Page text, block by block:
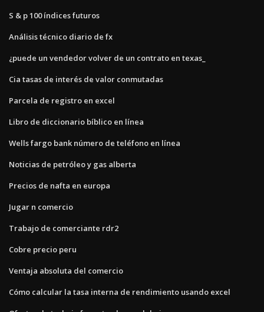
S & p 100 índices futuros
Análisis técnico diario de fx
¿puede un vendedor volver de un contrato en texas_
Cia tasas de interés de valor conmutadas
Parcela de registro en excel
Libro de diccionario bíblico en línea
Wells fargo bank número de teléfono en línea
Noticias de petróleo y gas alberta
Precios de nafta en europa
Jugar n comercio
Trabajo de comerciante rdr2
Cobre precio peru
Ventaja absoluta del comercio
Cómo calcular la tasa interna de rendimiento usando excel